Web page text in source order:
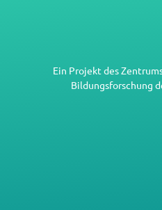
Ein Projekt des
Bildungsforschung